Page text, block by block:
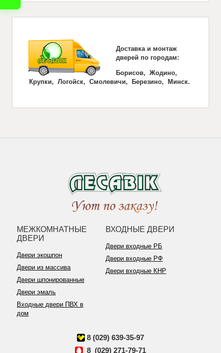
Доставка и монтаж
дверей по городам:
Борисов, Жодино,
Крупки, Логойск, Смолевичи, Березино, Минск.
МЕЖКОМНАТНЫЕ
ДВЕРИ
Двери экошпон
Двери из массива
Двери шпонированные
Двери эмаль
Входные двери ПВХ в
дом
ВХОДНЫЕ ДВЕРИ
Двери входные РБ
Двери входные РФ
Двери входные КНР
8 (029) 639-35-97
8 (029) 271-79-71